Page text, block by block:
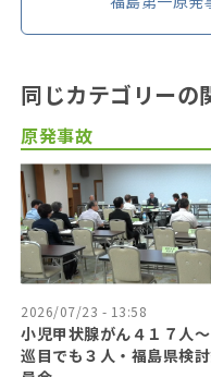
同じカテゴリーの
原発事故
2026/07/23 - 13:58
小児甲状腺がん４１７人〜
巡目でも３人・福島県検